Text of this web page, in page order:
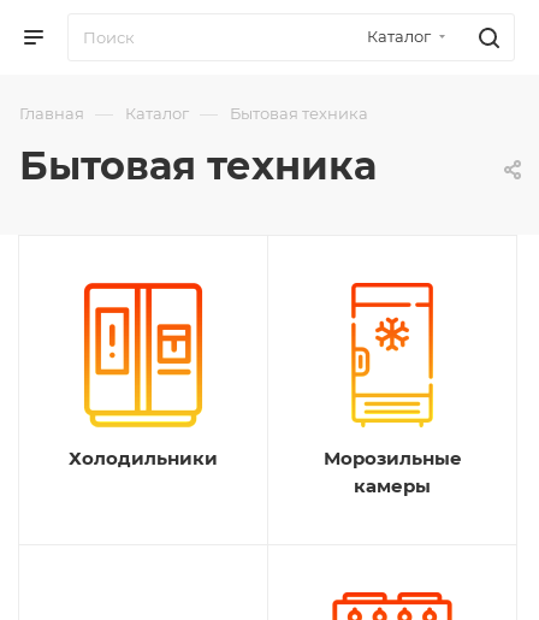
Каталог
Главная — Каталог — Бытовая техника
Бытовая техника
Холодильники
Морозильные
камеры